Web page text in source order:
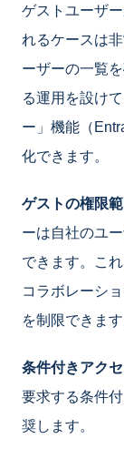
ゲストユーザ
れるケースは
ーザーの一覧
る運用を設け
ー」機能（
化できます。
ゲストの権限
ーは自社のユ
できます。こ
コラボレーシ
を制限できます
条件付きアクセ
要求する条件
奨します。